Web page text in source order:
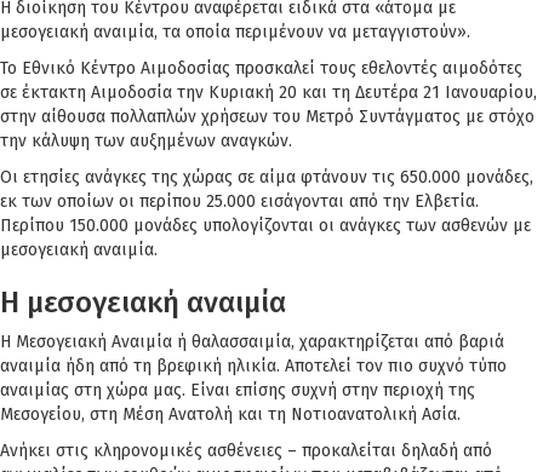
Η διοίκηση του Κέντρου αναφέρεται ειδικά στα «άτομα με
μεσογειακή αναιμία, τα οποία περιμένουν να μεταγγιστούν».
Το Εθνικό Κέντρο Αιμοδοσίας προσκαλεί τους εθελοντές αιμοδότες
σε έκτακτη Αιμοδοσία την Κυριακή 20 και τη Δευτέρα 21 Ιανουαρίου,
στην αίθουσα πολλαπλών χρήσεων του Μετρό Συντάγματος με στόχο
την κάλυψη των αυξημένων αναγκών.
Οι ετησίες ανάγκες της χώρας σε αίμα φτάνουν τις 650.000 μονάδες,
εκ των οποίων οι περίπου 25.000 εισάγονται από την Ελβετία.
Περίπου 150.000 μονάδες υπολογίζονται οι ανάγκες των ασθενών με
μεσογειακή αναιμία.
Η μεσογειακή αναιμία
Η Μεσογειακή Αναιμία ή θαλασσαιμία, χαρακτηρίζεται από βαριά
αναιμία ήδη από τη βρεφική ηλικία. Αποτελεί τον πιο συχνό τύπο
αναιμίας στη χώρα μας. Είναι επίσης συχνή στην περιοχή της
Μεσογείου, στη Μέση Ανατολή και τη Νοτιοανατολική Ασία.
Ανήκει στις κληρονομικές ασθένειες – προκαλείται δηλαδή από